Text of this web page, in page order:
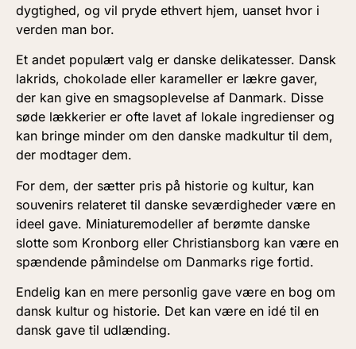
dygtighed, og vil pryde ethvert hjem, uanset hvor i
verden man bor.
Et andet populært valg er danske delikatesser. Dansk
lakrids, chokolade eller karameller er lækre gaver,
der kan give en smagsoplevelse af Danmark. Disse
søde lækkerier er ofte lavet af lokale ingredienser og
kan bringe minder om den danske madkultur til dem,
der modtager dem.
For dem, der sætter pris på historie og kultur, kan
souvenirs relateret til danske seværdigheder være en
ideel gave. Miniaturemodeller af berømte danske
slotte som Kronborg eller Christiansborg kan være en
spændende påmindelse om Danmarks rige fortid.
Endelig kan en mere personlig gave være en bog om
dansk kultur og historie. Det kan være en idé til en
dansk gave til udlænding.